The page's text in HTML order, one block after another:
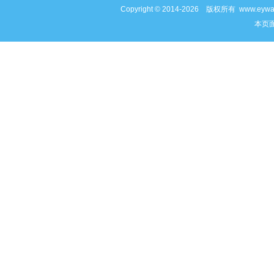
Copyright © 2014-2026 版权所有
本页